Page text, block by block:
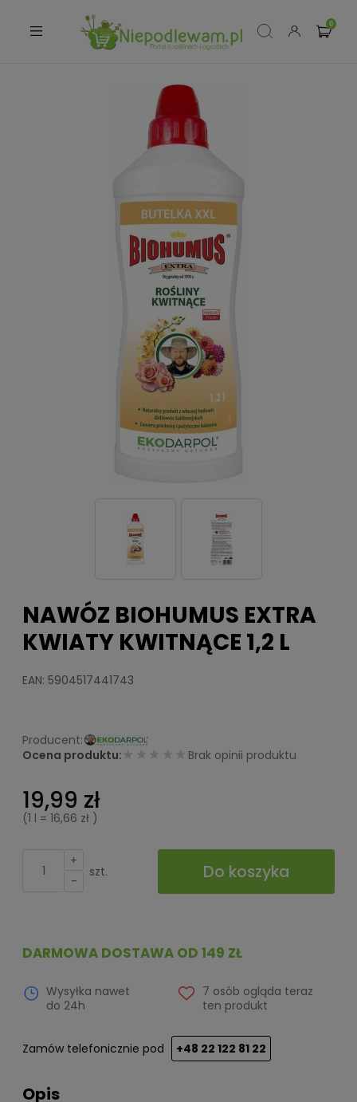
NAWÓZ BIOHUMUS EXTRA
KWIATY KWITNĄCE 1,2 L
EAN: 5904517441743
Ocena produktu: ★★★★★ Brak opinii produktu
DARMOWA DOSTAWA OD 149 ZŁ
Wysyłka nawet
do 24h
7 osób ogląda teraz
ten produkt
Zamów telefonicznie pod +48 22 122 81 22
19,99 zł
(1 l = 16,66 zł )
+
-
szt. Do koszyka
Opis